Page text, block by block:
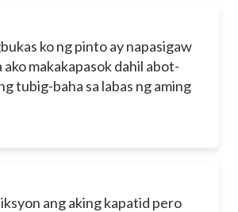
ko ng pinto ay napasigaw
ako makakapasok dahil abot-
tubig-baha sa labas ng aming
ang aking kapatid pero